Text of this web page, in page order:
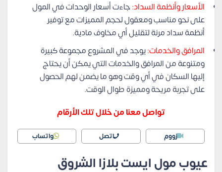
الأسعار وأنظمة السداد:جاءت أسعار الوحدات في المول
على نحو مناسب ومعقول لحجم المميزات مع توفير
أنظمة سداد مرنة لتقليل أي مخاوف مادية.
المرافق والخدمات:يوجد في المشروع مجموعة كبيرة
ومتنوعة من المرافق والخدمات التي يمكن أن يحتاج
إليها السكان في أي وقت وهو ما يضمن لهم الحصول
على تجربة مريحة ومميزة طوال الوقت.
تواصل معنا من خلال تلك الأرقام
زووم اتصل واتساب
عيوب مول ايست بلازا الشروق